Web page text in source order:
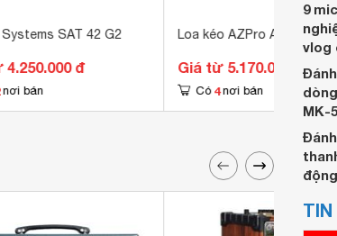
Systems SAT 42 G2
4.250.000 đ
nơi bán
Loa kéo AZPro AZ-D2506
Giá từ 5.170.000 đ
Có 4 nơi bán
9
vlog
MK-